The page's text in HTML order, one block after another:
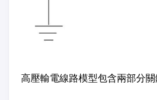
高壓輸電線路模型包含兩部分關